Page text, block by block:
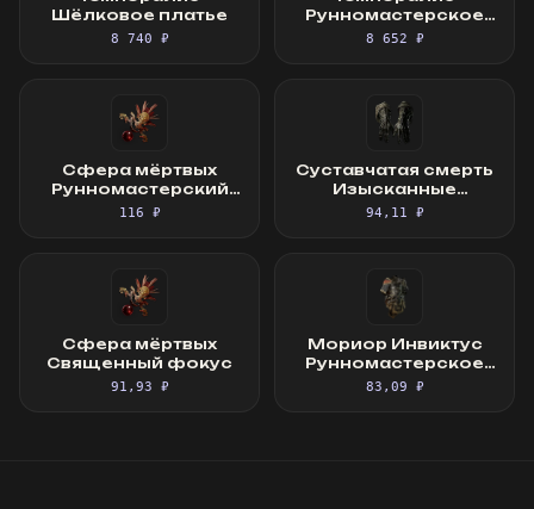
Шёлковое платье
8 740 ₽
Рунномастерское
Шёлковое платье
8 652 ₽
Сфера мёртвых
Рунномастерский
Священный фокус
116 ₽
Суставчатая смерть
Изысканные
перчатки
94,11 ₽
Сфера мёртвых
Священный фокус
91,93 ₽
Мориор Инвиктус
Рунномастерское
Великолепное
83,09 ₽